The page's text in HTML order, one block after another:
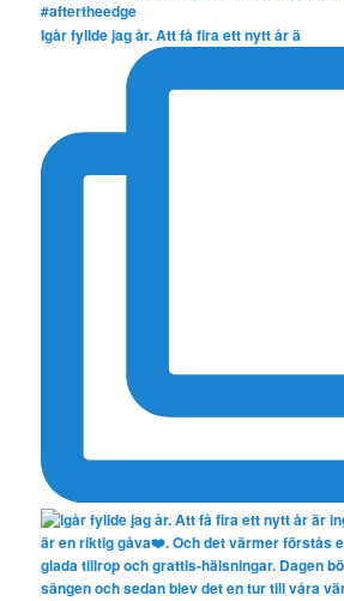
Igår fyllde jag år. Att få fira ett nytt år ä